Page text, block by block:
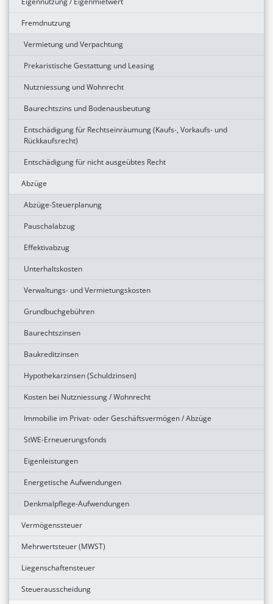
Fremdnutzung
Vermietung und Verpachtung
Prekaristische Gestattung und Leasing
Nutzniessung und Wohnrecht
Baurechtszins und Bodenausbeutung
Entschädigung für Rechtseinräumung (Kaufs-, Vorkaufs- und
Rückkaufsrecht)
Entschädigung für nicht ausgeübtes Recht
Abzüge
Abzüge-Steuerplanung
Pauschalabzug
Effektivabzug
Unterhaltskosten
Verwaltungs- und Vermietungskosten
Grundbuchgebühren
Baurechtszinsen
Baukreditzinsen
Hypothekarzinsen (Schuldzinsen)
Kosten bei Nutzniessung / Wohnrecht
Immobilie im Privat- oder Geschäftsvermögen / Abzüge
StWE-Erneuerungsfonds
Eigenleistungen
Energetische Aufwendungen
Denkmalpflege-Aufwendungen
Vermögenssteuer
Mehrwertsteuer (MWST)
Liegenschaftensteuer
Steuerausscheidung